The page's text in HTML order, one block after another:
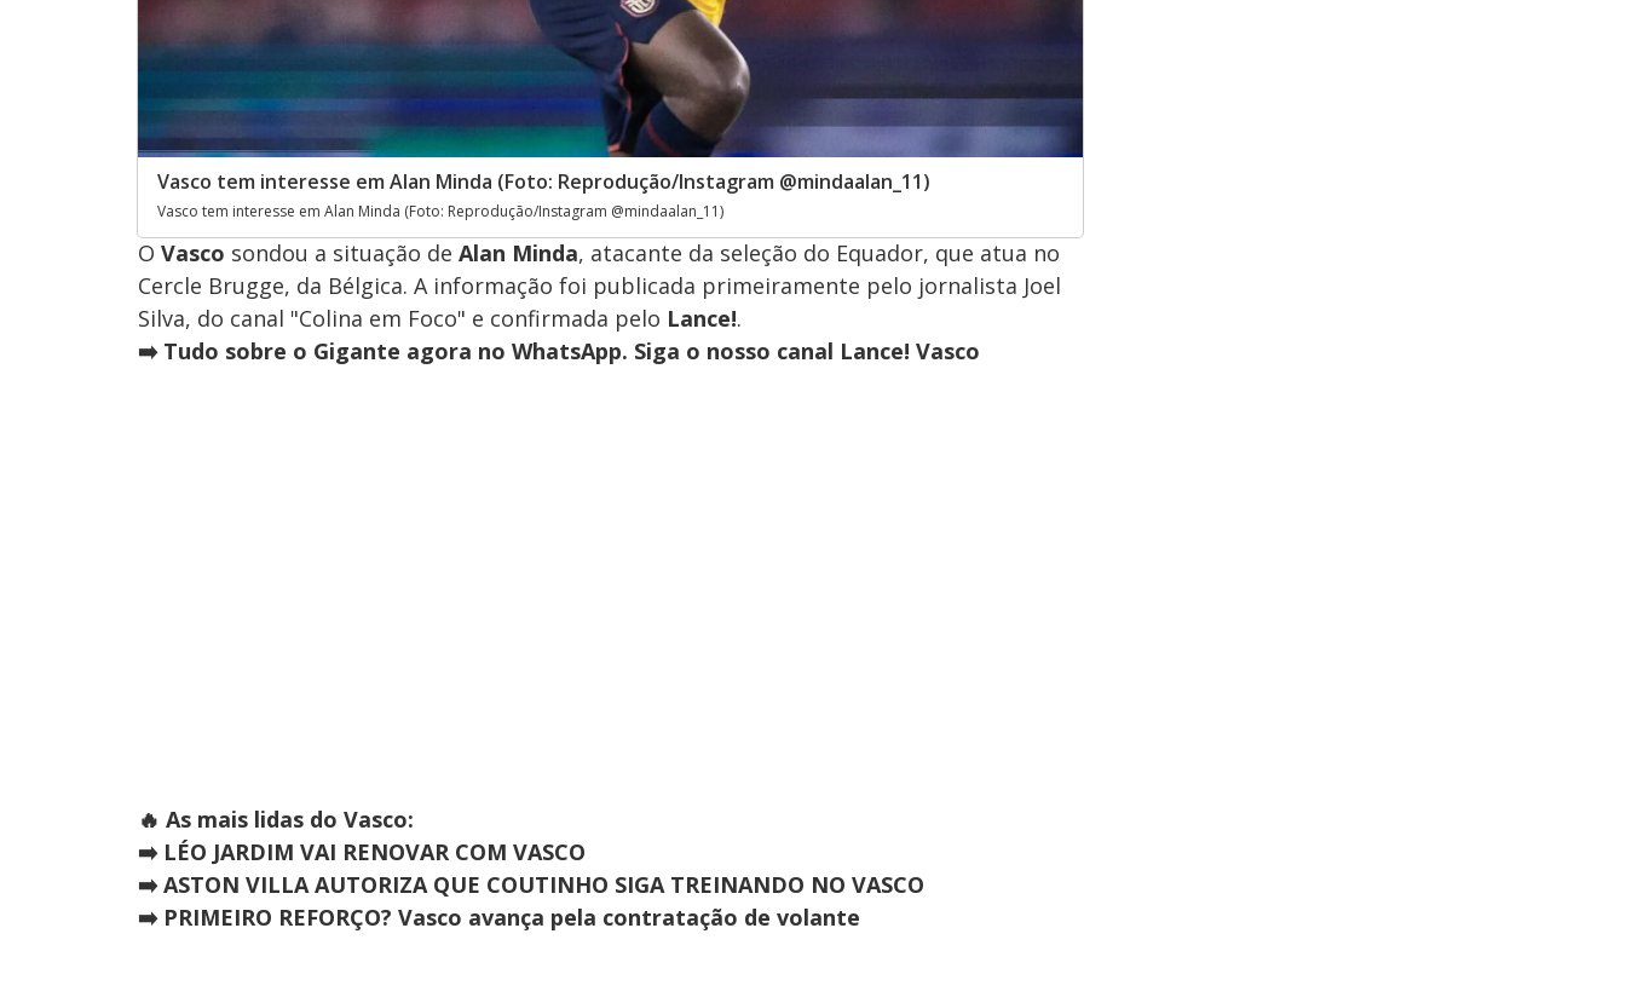
Vasco tem interesse em Alan Minda (Foto: Reprodução/Instagram @mindaalan_11)
Vasco tem interesse em Alan Minda (Foto: Reprodução/Instagram @mindaalan_11)
O Vasco sondou a situação de Alan Minda, atacante da seleção do Equador, que atua no
Cercle Brugge, da Bélgica. A informação foi publicada primeiramente pelo jornalista Joel
Silva, do canal "Colina em Foco" e confirmada pelo Lance!.
➡️ Tudo sobre o Gigante agora no WhatsApp. Siga o nosso canal Lance! Vasco
🔥 As mais lidas do Vasco:
➡️ LÉO JARDIM VAI RENOVAR COM VASCO
➡️ ASTON VILLA AUTORIZA QUE COUTINHO SIGA TREINANDO NO VASCO
➡️ PRIMEIRO REFORÇO? Vasco avança pela contratação de volante